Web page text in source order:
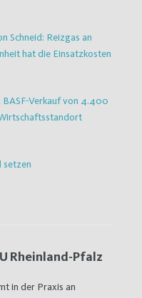
Schneid: Reizgas an
hat die Einsatzkosten
Verkauf von 4.400
setzen
Rheinland-Pfalz
in der Praxis an